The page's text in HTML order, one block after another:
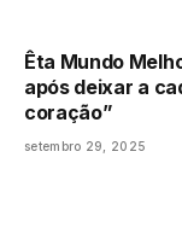
Êta Mundo
após deixar a
coração”
setembro 29, 2025